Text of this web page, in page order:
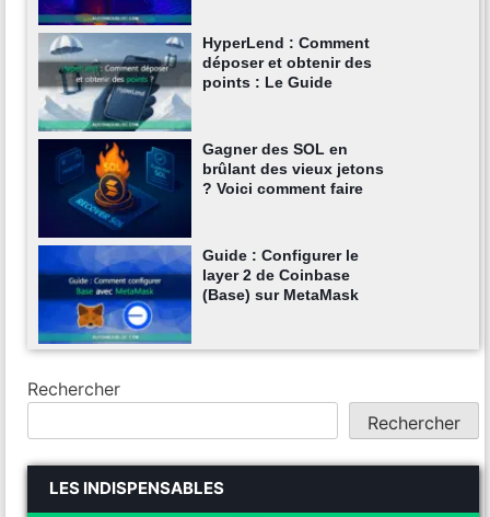
HyperLend : Comment
déposer et obtenir des
points : Le Guide
Gagner des SOL en
brûlant des vieux jetons
? Voici comment faire
Guide : Configurer le
layer 2 de Coinbase
(Base) sur MetaMask
Rechercher
Rechercher
LES INDISPENSABLES